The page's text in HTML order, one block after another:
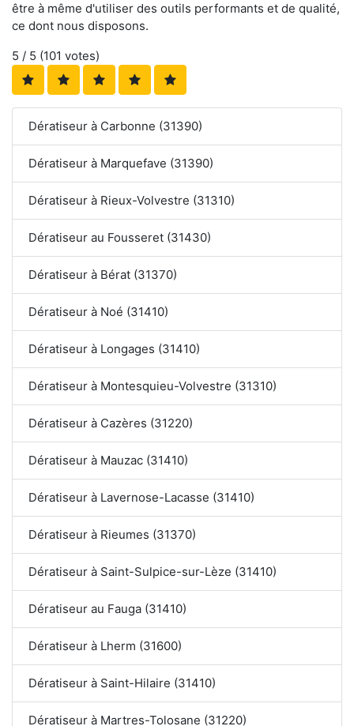
être à même d'utiliser des outils performants et de qualité,
ce dont nous disposons.
5 / 5 (101 votes)
Dératiseur à Carbonne (31390)
Dératiseur à Marquefave (31390)
Dératiseur à Rieux-Volvestre (31310)
Dératiseur au Fousseret (31430)
Dératiseur à Bérat (31370)
Dératiseur à Noé (31410)
Dératiseur à Longages (31410)
Dératiseur à Montesquieu-Volvestre (31310)
Dératiseur à Cazères (31220)
Dératiseur à Mauzac (31410)
Dératiseur à Lavernose-Lacasse (31410)
Dératiseur à Rieumes (31370)
Dératiseur à Saint-Sulpice-sur-Lèze (31410)
Dératiseur au Fauga (31410)
Dératiseur à Lherm (31600)
Dératiseur à Saint-Hilaire (31410)
Dératiseur à Martres-Tolosane (31220)